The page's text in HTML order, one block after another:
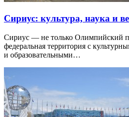
Сириус: культура, наука и
Сириус — не только Олимпийский
федеральная территория с
и образовательными…